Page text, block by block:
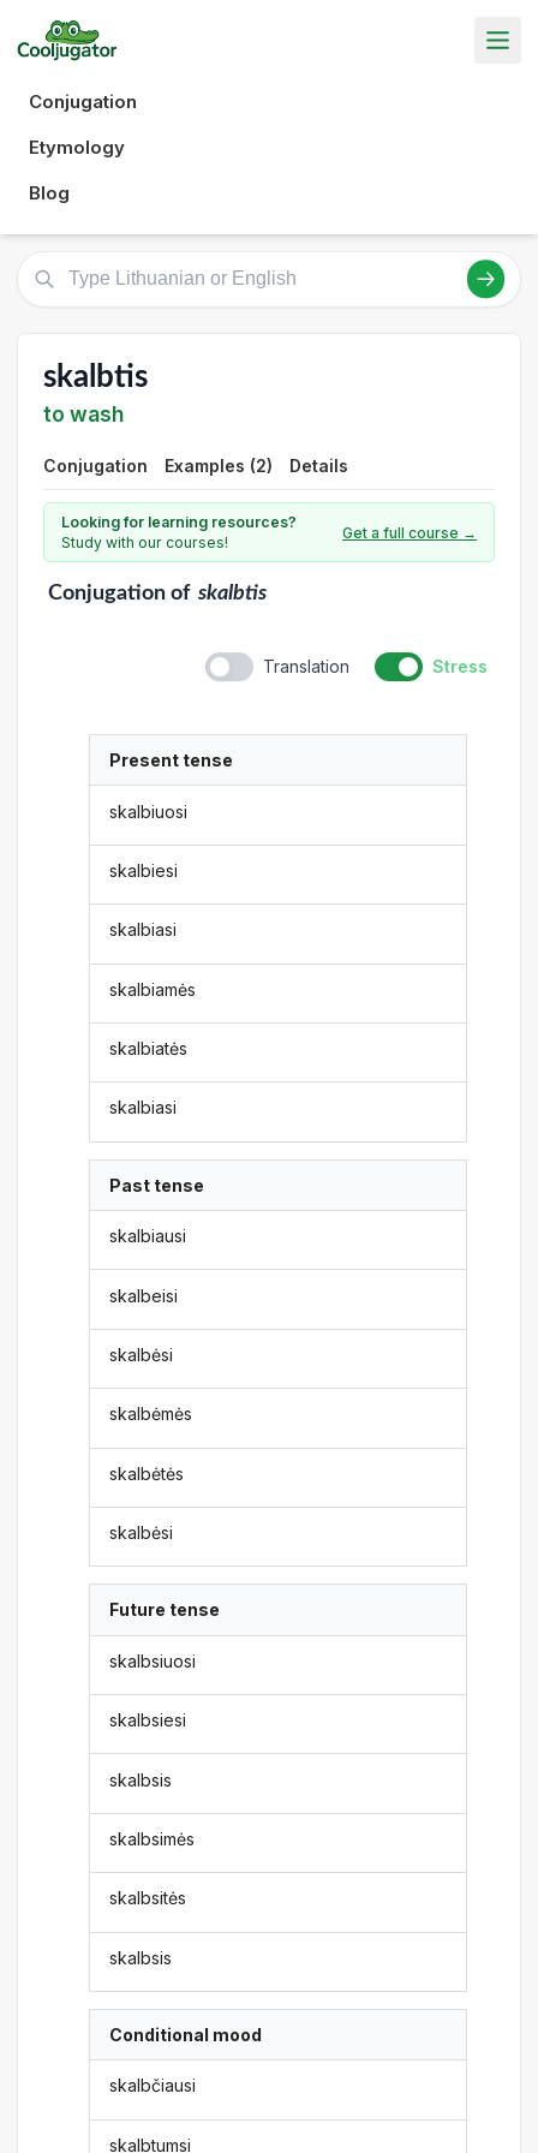
Conjugation
Etymology
Blog
skalbtis
to wash
Conjugation Examples (2) Details
Looking for learning resources?
Study with our courses!
Get a full course →
Conjugationof skalbtis
Translation Stress
Present tense
skalbiuosi
skalbiesi
skalbiasi
skalbiamės
skalbiatės
skalbiasi
Past tense
skalbiausi
skalbeisi
skalbėsi
skalbėmės
skalbėtės
skalbėsi
Future tense
skalbsiuosi
skalbsiesi
skalbsis
skalbsimės
skalbsitės
skalbsis
Conditional mood
skalbčiausi
skalbtumsi